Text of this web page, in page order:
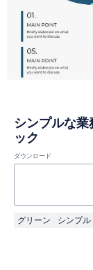
シンプルな
ック
ダウンロード
グリーン シンプル